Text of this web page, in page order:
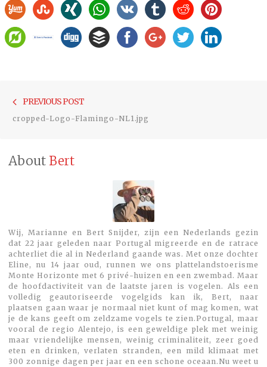
navigatie
PREVIOUS POST
cropped-Logo-Flamingo-NL1.jpg
About Bert
Wij, Marianne en Bert Snijder, zijn een Nederlands gezin
dat 22 jaar geleden naar Portugal migreerde en de ratrace
achterliet die al in Nederland gaande was. Met onze dochter
Eline, nu 14 jaar oud, runnen we ons plattelandstoerisme
Monte Horizonte met 6 privé-huizen en een zwembad. Maar
de hoofdactiviteit van de laatste jaren is vogelen. Als een
volledig geautoriseerde vogelgids kan ik, Bert, naar
plaatsen gaan waar je normaal niet kunt of mag komen, wat
je de kans geeft om zeldzame vogels te zien.Portugal, maar
vooral de regio Alentejo, is een geweldige plek met weinig
maar vriendelijke mensen, weinig criminaliteit, zeer goed
eten en drinken, verlaten stranden, een mild klimaat met
300 zonnige dagen per jaar en een schone oceaan.Nu weet u